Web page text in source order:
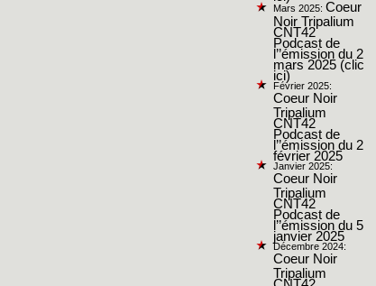
Mars 2025: Coeur
Noir Tripalium
CNT42
Podcast de
l’’émission du 2
mars 2025 (clic
ici)
Février 2025:
Coeur Noir
Tripalium
CNT42
Podcast de
l’’émission du 2
février 2025
Janvier 2025:
Coeur Noir
Tripalium
CNT42
Podcast de
l’’émission du 5
janvier 2025
Décembre 2024:
Coeur Noir
Tripalium
CNT42